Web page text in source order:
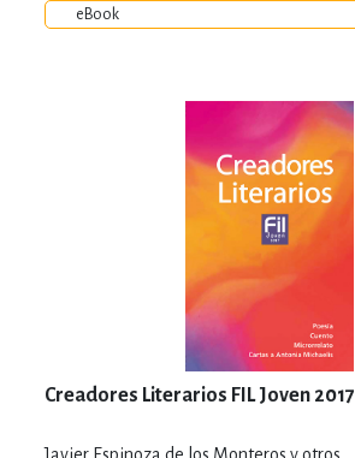
eBook
Creadores Literarios FIL Joven 2017
Javier Espinoza de los Monteros y otros